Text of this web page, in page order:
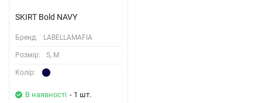
SKIRT Bold NAVY
Бренд: LABELLAMAFIA
Розмiр: S, M
Колiр:
В наявності - 1 шт.